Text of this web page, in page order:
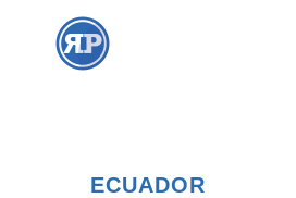
ECUADOR